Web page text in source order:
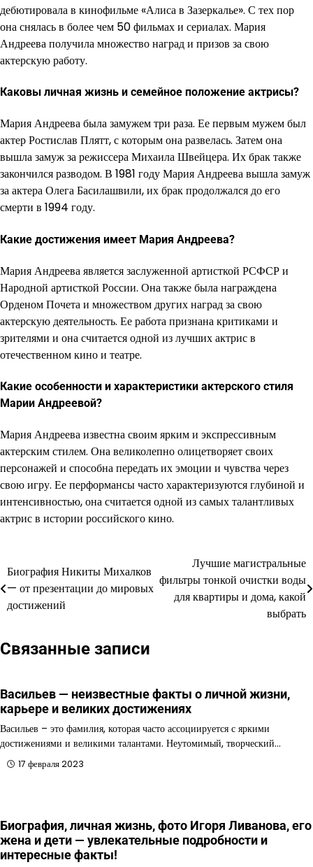
дебютировала в кинофильме «Алиса в Зазеркалье». С тех пор
она снялась в более чем 50 фильмах и сериалах. Мария
Андреева получила множество наград и призов за свою
актерскую работу.
Каковы личная жизнь и семейное положение актрисы?
Мария Андреева была замужем три раза. Ее первым мужем был
актер Ростислав Плятт, с которым она развелась. Затем она
вышла замуж за режиссера Михаила Швейцера. Их брак также
закончился разводом. В 1981 году Мария Андреева вышла замуж
за актера Олега Басилашвили, их брак продолжался до его
смерти в 1994 году.
Какие достижения имеет Мария Андреева?
Мария Андреева является заслуженной артисткой РСФСР и
Народной артисткой России. Она также была награждена
Орденом Почета и множеством других наград за свою
актерскую деятельность. Ее работа признана критиками и
зрителями и она считается одной из лучших актрис в
отечественном кино и театре.
Какие особенности и характеристики актерского стиля
Марии Андреевой?
Мария Андреева известна своим ярким и экспрессивным
актерским стилем. Она великолепно олицетворяет своих
персонажей и способна передать их эмоции и чувства через
свою игру. Ее перформансы часто характеризуются глубиной и
интенсивностью, она считается одной из самых талантливых
актрис в истории российского кино.
Навигация
по
записям
Биография Никиты Михалков
— от презентации до мировых
достижений
Лучшие магистральные
фильтры тонкой очистки воды
для квартиры и дома, какой
выбрать
Связанные записи
Васильев — неизвестные факты о личной жизни,
карьере и великих достижениях
Васильев – это фамилия, которая часто ассоциируется с яркими
достижениями и великими талантами. Неутомимый, творческий…
17 февраля 2023
Биография, личная жизнь, фото Игоря Ливанова, его
жена и дети — увлекательные подробности и
интересные факты!